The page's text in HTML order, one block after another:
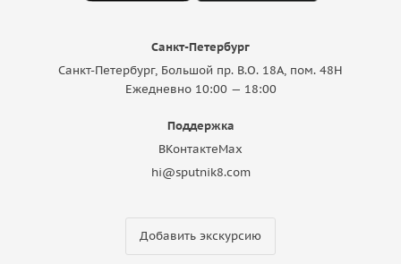
Санкт-Петербург
Санкт-Петербург, Большой пр. В.О. 18A, пом. 48Н
Ежедневно 10:00 — 18:00
Поддержка
ВКонтактеMax
hi@sputnik8.com
Добавить экскурсию